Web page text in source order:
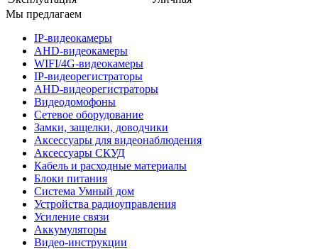
Мы предлагаем
IP-видеокамеры
AHD-видеокамеры
WIFI/4G-видеокамеры
IP-видеорегистраторы
AHD-видеорегистраторы
Видеодомофоны
Сетевое оборудование
Замки, защелки, доводчики
Аксессуары для видеонаблюдения
Аксессуары СКУД
Кабель и расходные материалы
Блоки питания
Система Умный дом
Устройства радиоуправления
Усиление связи
Аккумуляторы
Видео-инструкции